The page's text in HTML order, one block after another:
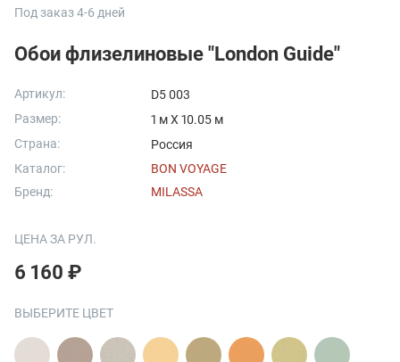
Под заказ 4-6 дней
Обои флизелиновые "London Guide"
Артикул:
D5 003
Размер:
1 м X 10.05 м
Страна:
Россия
Каталог:
BON VOYAGE
Бренд:
MILASSA
ЦЕНА ЗА РУЛ.
6 160 ₽
ВЫБЕРИТЕ ЦВЕТ